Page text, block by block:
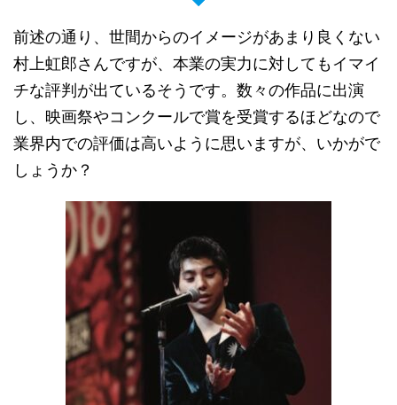
前述の通り、世間からのイメージがあまり良くない
村上虹郎さんですが、本業の実力に対してもイマイ
チな評判が出ているそうです。数々の作品に出演
し、映画祭やコンクールで賞を受賞するほどなので
業界内での評価は高いように思いますが、いかがで
しょうか？